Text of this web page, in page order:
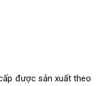
được sản xuất theo